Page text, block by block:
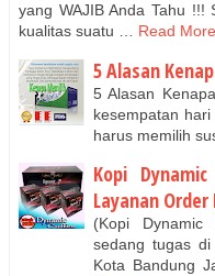
yang WAJIB Anda Tahu !!!
kualitas suatu … Read
5 Alasan
5 Alasan
kesempatan
harus memilih
Kopi Dynamic
Layanan Order
(Kopi
sedang tugas
Kota Bandung